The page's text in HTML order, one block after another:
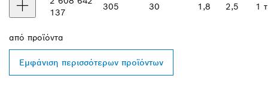
137
305 30 1,8 2,5 1
από προϊόντα
Εμφάνιση περισσότερων προϊόντων